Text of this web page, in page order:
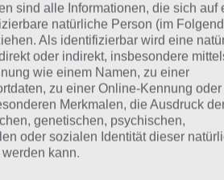
sind alle Informationen, die sich auf
natürliche Person (im
Als identifizierbar wird eine
oder indirekt, insbesondere
wie einem Namen, zu einer
zu einer Online-Kennung oder
Merkmalen, die Ausdruck
genetischen, psychischen,
oder sozialen Identität dieser
kann.